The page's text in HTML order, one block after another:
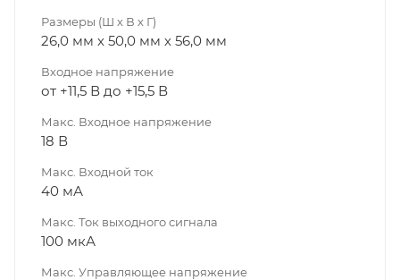
Размеры (Ш х В х Г)
26,0 мм х 50,0 мм х 56,0 мм
Входное напряжение
от +11,5 В до +15,5 В
Макс. Входное напряжение
18 В
Макс. Входной ток
40 мА
Макс. Ток выходного сигнала
100 мкА
Макс. Управляющее напряжение